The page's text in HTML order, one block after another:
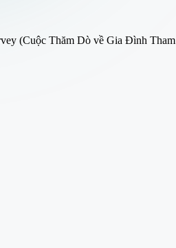
(Cuộc Thăm Dò về Gia Đình Tham